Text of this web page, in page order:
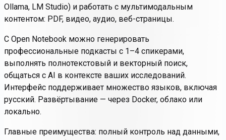
Ollama, LM Studio) и работать с мультимодальным
контентом: PDF, видео, аудио, веб-страницы.
С Open Notebook можно генерировать
профессиональные подкасты с 1–4 спикерами,
выполнять полнотекстовый и векторный поиск,
общаться с AI в контексте ваших исследований.
Интерфейс поддерживает множество языков, включая
русский. Развёртывание — через Docker, облако или
локально.
Главные преимущества: полный контроль над данными,